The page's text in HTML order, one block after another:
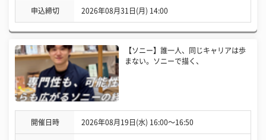
申込締切 2026年08月31日(月) 14:00
【ソニー】誰一人、同じキャリアは歩
まない。ソニーで描く、
開催日時 2026年08月19日(水) 16:00〜16:50